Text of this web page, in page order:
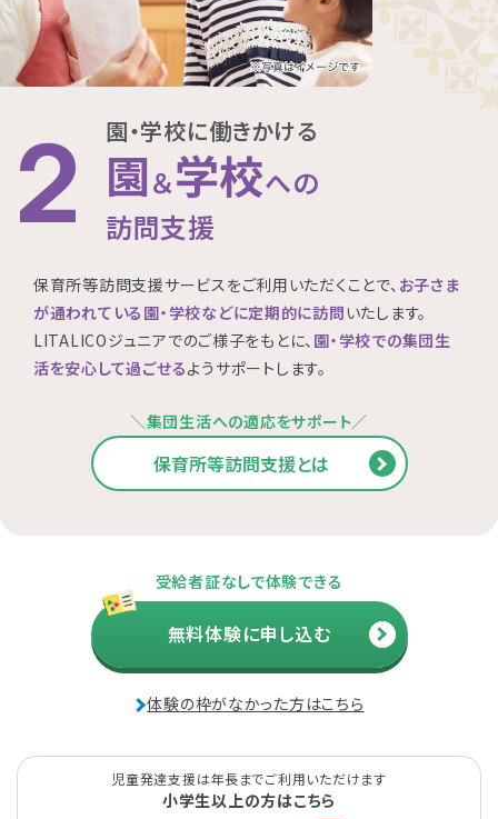
2 園・学校に働きかける
園＆学校への
訪問支援
保育所等訪問支援サービスをご利用いただくことで、 お子さま
が通われている園・学校などに定期的に訪問いたします。
LITALICOジュニアでのご様子をもとに、 園・学校での集団生
活を安心して過ごせるようサポートします。
＼集団生活への適応をサポート／
保育所等訪問支援とは
受給者証なしで体験できる
無料体験に申し込む
体験の枠がなかった方はこちら
児童発達支援は年長までご利用いただけます
小学生以上の方はこちら